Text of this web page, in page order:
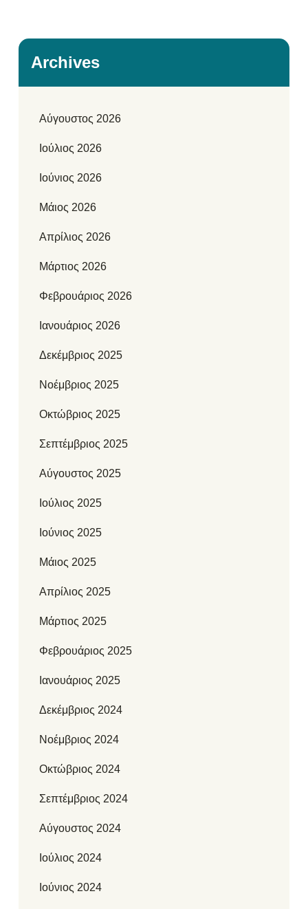
Archives
Αύγουστος 2026
Ιούλιος 2026
Ιούνιος 2026
Μάιος 2026
Απρίλιος 2026
Μάρτιος 2026
Φεβρουάριος 2026
Ιανουάριος 2026
Δεκέμβριος 2025
Νοέμβριος 2025
Οκτώβριος 2025
Σεπτέμβριος 2025
Αύγουστος 2025
Ιούλιος 2025
Ιούνιος 2025
Μάιος 2025
Απρίλιος 2025
Μάρτιος 2025
Φεβρουάριος 2025
Ιανουάριος 2025
Δεκέμβριος 2024
Νοέμβριος 2024
Οκτώβριος 2024
Σεπτέμβριος 2024
Αύγουστος 2024
Ιούλιος 2024
Ιούνιος 2024